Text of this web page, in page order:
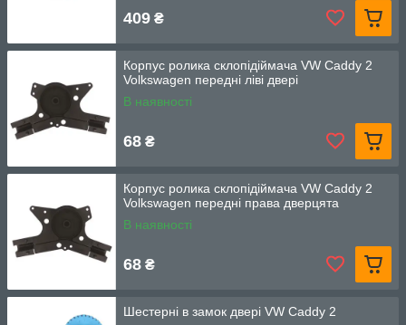
409 ₴
Корпус ролика склопідіймача VW Caddy 2
Volkswagen передні ліві двері
В наявності
68 ₴
Корпус ролика склопідіймача VW Caddy 2
Volkswagen передні права дверцята
В наявності
68 ₴
Шестерні в замок двері VW Caddy 2